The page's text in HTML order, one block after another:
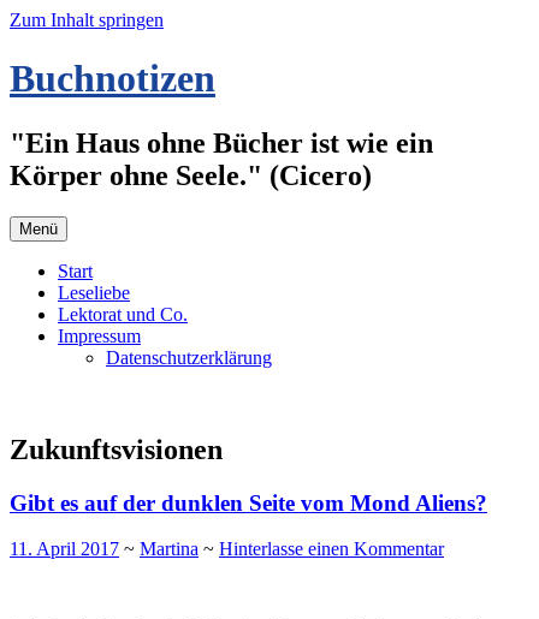
Zum Inhalt springen
Buchnotizen
"Ein Haus ohne Bücher ist wie ein
Körper ohne Seele." (Cicero)
Menü
Start
Leseliebe
Lektorat und Co.
Impressum
Datenschutzerklärung
Zukunftsvisionen
Gibt es auf der dunklen Seite vom Mond Aliens?
11. April 2017 ~ Martina ~ Hinterlasse einen Kommentar